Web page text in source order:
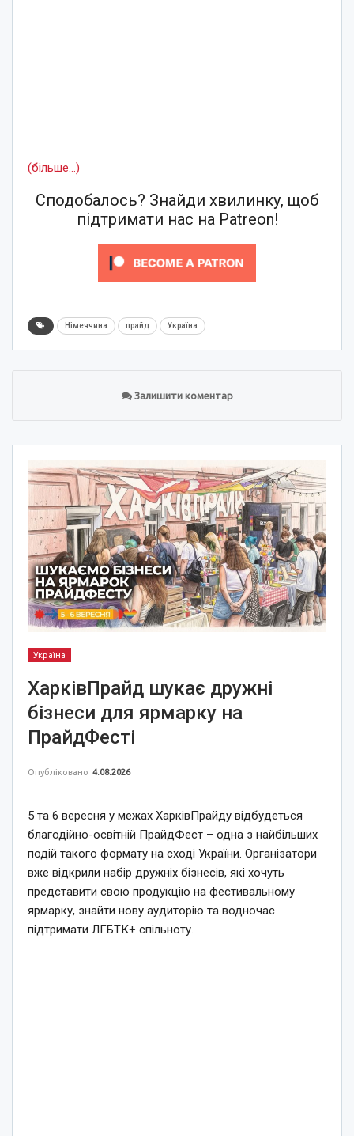
(більше…)
Сподобалось? Знайди хвилинку, щоб
підтримати нас на Patreon!
Німеччина прайд Україна
Залишити коментар
Україна
ХарківПрайд шукає дружні
бізнеси для ярмарку на
ПрайдФесті
Опубліковано 4.08.2026
5 та 6 вересня у межах ХарківПрайду відбудеться
благодійно-освітній ПрайдФест – одна з найбільших
подій такого формату на сході України. Організатори
вже відкрили набір дружніх бізнесів, які хочуть
представити свою продукцію на фестивальному
ярмарку, знайти нову аудиторію та водночас
підтримати ЛГБТК+ спільноту.